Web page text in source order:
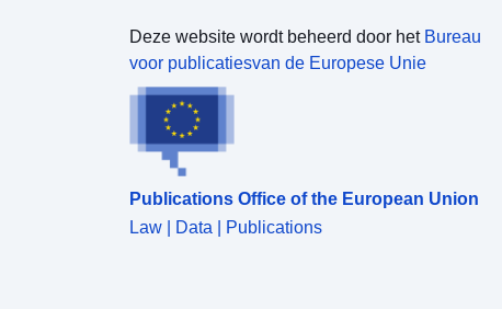
Deze website wordt beheerd door het Bureau
voor publicatiesvan de Europese Unie
Publications Office of the European Union
Law | Data | Publications